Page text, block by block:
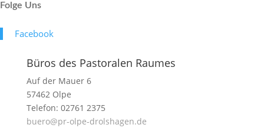
Folge Uns
Face­book
Büros des Pastoralen Raumes
Auf der Mauer 6
57462 Olpe
Telefon: 02761 2375
buero@pr-olpe-drolshagen.de